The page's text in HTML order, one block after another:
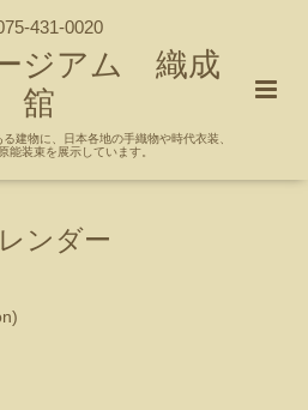
431-0020
ジアム 織成
舘
建物に、日本各地の手織物や時代衣装、
能装束を展示しています。
ンダー